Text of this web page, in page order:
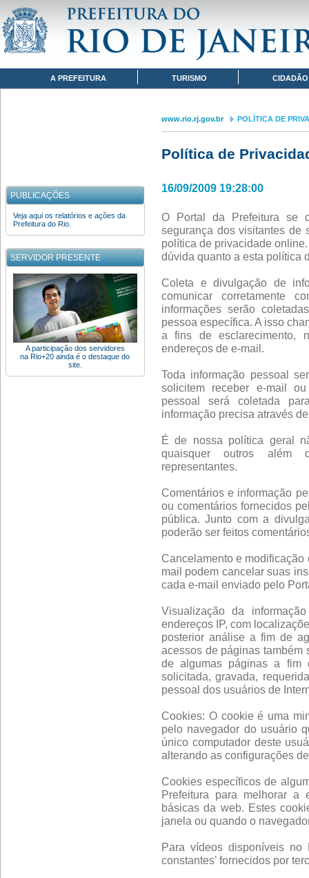
www.rio.rj.gov.br
POLÍTICA DE PRIVACIDADE
NavegaçãoA PREFEITURA TURISMO CIDADÃO
PUBLICAÇÕES
Veja aqui os relatórios e ações da
Prefeitura do Rio.
SERVIDOR PRESENTE
A participação dos servidores
na Rio+20 ainda é o destaque do
site.
www.rio.rj.gov.br POLÍTICA DE
Política de
16/09/2009 19:28:00
O Portal da Prefeitura se
segurança dos visitantes de
política de privacidade
dúvida quanto a esta política
Coleta e divulgação de
comunicar corretamente
informações serão
pessoa específica. A isso
a fins de esclarecimento,
endereços de e-mail.
Toda informação pessoal
solicitem receber e-mail
pessoal será coletada
informação precisa através
É de nossa política geral
quaisquer outros além
representantes.
Comentários e informação
ou comentários fornecidos
pública. Junto com a
poderão ser feitos
Cancelamento e
mail podem cancelar suas
cada e-mail enviado pelo
Visualização da
endereços IP, com
posterior análise a fim de
acessos de páginas também
de algumas páginas a fim
solicitada, gravada,
pessoal dos usuários de
Cookies: O cookie é uma
pelo navegador do usuário
único computador deste
alterando as configurações
Cookies específicos de
Prefeitura para melhorar a
básicas da web. Estes
janela ou quando o
Para vídeos disponíveis no
constantes’ fornecidos por